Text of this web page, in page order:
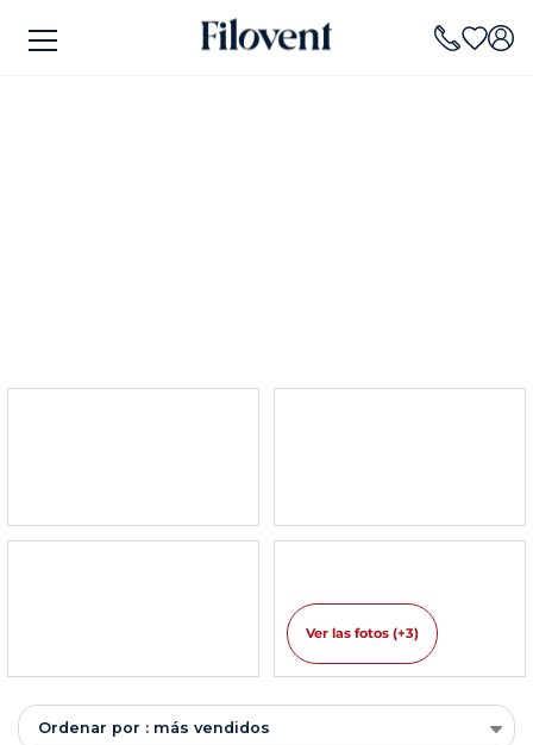
Ver las fotos (+3)
Ordenar por : más vendidos